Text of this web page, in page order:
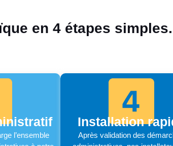
en 4 étapes simples.
l’ensemble
Installation
Après validation des